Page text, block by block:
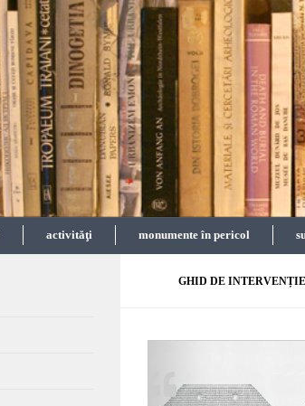
activităţi monumente în pericol
GHID DE